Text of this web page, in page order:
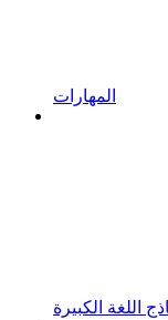
المهارات